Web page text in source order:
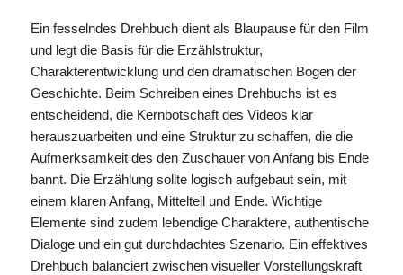
Ein fesselndes Drehbuch dient als Blaupause für den Film
und legt die Basis für die Erzählstruktur,
Charakterentwicklung und den dramatischen Bogen der
Geschichte. Beim Schreiben eines Drehbuchs ist es
entscheidend, die Kernbotschaft des Videos klar
herauszuarbeiten und eine Struktur zu schaffen, die die
Aufmerksamkeit des den Zuschauer von Anfang bis Ende
bannt. Die Erzählung sollte logisch aufgebaut sein, mit
einem klaren Anfang, Mittelteil und Ende. Wichtige
Elemente sind zudem lebendige Charaktere, authentische
Dialoge und ein gut durchdachtes Szenario. Ein effektives
Drehbuch balanciert zwischen visueller Vorstellungskraft